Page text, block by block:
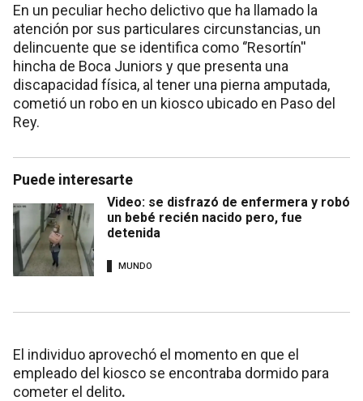
En un peculiar hecho delictivo que ha llamado la
atención por sus particulares circunstancias, un
delincuente que se identifica como ‘’Resortín''
hincha de Boca Juniors y que presenta una
discapacidad física, al tener una pierna amputada,
cometió un robo en un kiosco ubicado en Paso del
Rey.
Puede interesarte
Video: se disfrazó de enfermera y robó
un bebé recién nacido pero, fue
detenida
MUNDO
El individuo aprovechó el momento en que el
empleado del kiosco se encontraba dormido para
cometer el delito.